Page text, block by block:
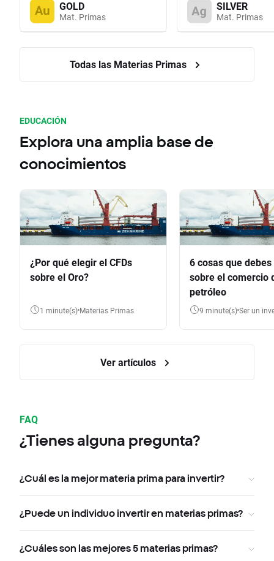
GOLD
Mat. Primas
SILVER
Mat. Primas
Todas las Materias Primas
EDUCACIÓN
Explora una amplia base de
conocimientos
¿Por qué elegir el CFDs
sobre el Oro?
1 minute(s) Materias Primas
6 cosas que
sobre el comercio
petróleo
9 minute(s) Ser un
Ver artículos
FAQ
¿Tienes alguna pregunta?
¿Cuál es la mejor materia prima para invertir?
¿Puede un individuo invertir en materias primas?
¿Cuáles son las mejores 5 materias primas?